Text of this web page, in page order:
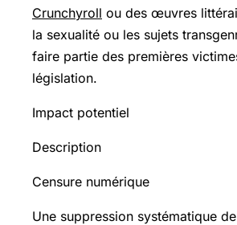
Crunchyroll ou des œuvres
la sexualité ou les sujets
faire partie des premières
législation.
Impact potentiel
Description
Censure numérique
Une suppression systématique